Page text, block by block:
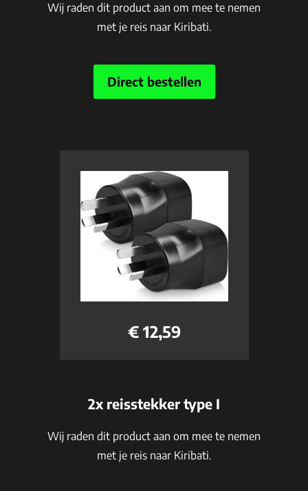
Wij raden dit product aan om mee te nemen
met je reis naar Kiribati.
Direct bestellen
€ 12,59
2x reisstekker type I
Wij raden dit product aan om mee te nemen
met je reis naar Kiribati.